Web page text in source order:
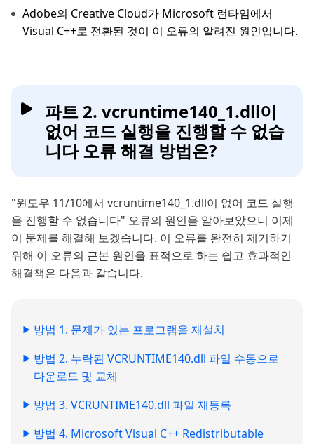
Adobe의 Creative Cloud가 Microsoft 런타임에서
Visual C++로 전환된 것이 이 오류의 알려진 원인입니다.
파트 2. vcruntime140_1.dll이
없어 코드 실행을 진행할 수 없습
니다 오류 해결 방법은?
"윈도우 11/10에서 vcruntime140_1.dll이 없어 코드 실행
을 진행할 수 없습니다" 오류의 원인을 알아보았으니 이제
이 문제를 해결해 보겠습니다. 이 오류를 완전히 제거하기
위해 이 오류의 근본 원인을 표적으로 하는 쉽고 효과적인
해결책은 다음과 같습니다.
방법 1. 문제가 있는 프로그램을 재설치
방법 2. 누락된 VCRUNTIME140.dll 파일 수동으로
다운로드 및 교체
방법 3. VCRUNTIME140.dll 파일 재등록
방법 4. Microsoft Visual C++ Redistributable